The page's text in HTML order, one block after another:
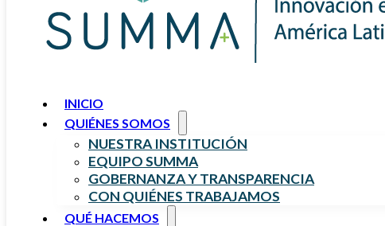
INICIO
QUIÉNES SOMOS
NUESTRA INSTITUCIÓN
EQUIPO SUMMA
GOBERNANZA Y TRANSPARENCIA
CON QUIÉNES TRABAJAMOS
QUÉ HACEMOS